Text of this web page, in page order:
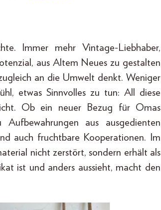
Immer mehr Vintage-Liebhaber,
aus Altem Neues zu gestalten
an die Umwelt denkt. Weniger
etwas Sinnvolles zu tun: All diese
Ob ein neuer Bezug für Omas
aus ausgedienten
auch fruchtbare Kooperationen. Im
nicht zerstört, sondern erhält als
ist und anders aussieht, macht den